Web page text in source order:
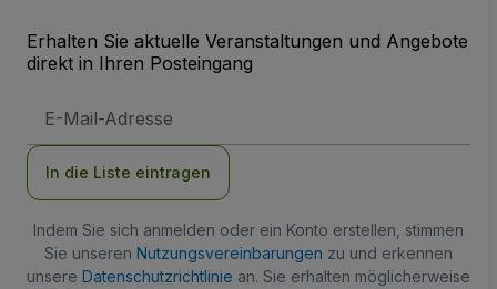
Erhalten Sie aktuelle Veranstaltungen und Angebote
direkt in Ihren Posteingang
Mail-
In die Liste eintragen
Indem Sie sich anmelden oder ein Konto erstellen, stimmen
Sie unseren Nutzungsvereinbarungen zu und erkennen
unsere Datenschutzrichtlinie an. Sie erhalten möglicherweise